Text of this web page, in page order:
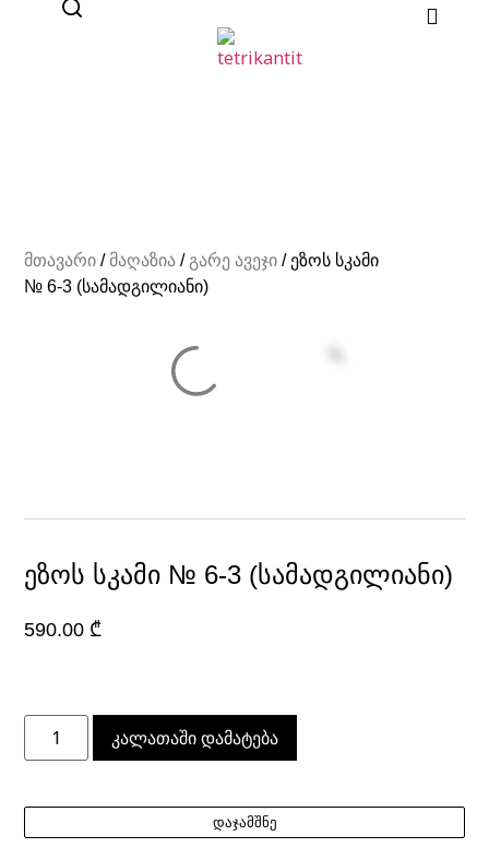
მთავარი /მაღაზია / გარე ავეჯი / ეზოს სკამი
№ 6-3 (სამადგილიანი)
ეზოს სკამი № 6-3 (სამადგილიანი)
590.00 ₾
კალათაში დამატება
დაჯამშნე